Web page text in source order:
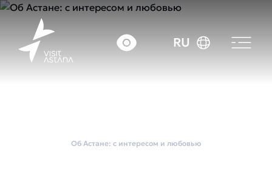
RU
Об Астане: с интересом и любовью